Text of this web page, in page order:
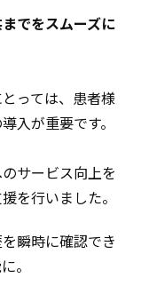
でをスムーズに
っては、患者様
入が重要です。
サービス向上を
を行いました。
瞬時に確認でき
。